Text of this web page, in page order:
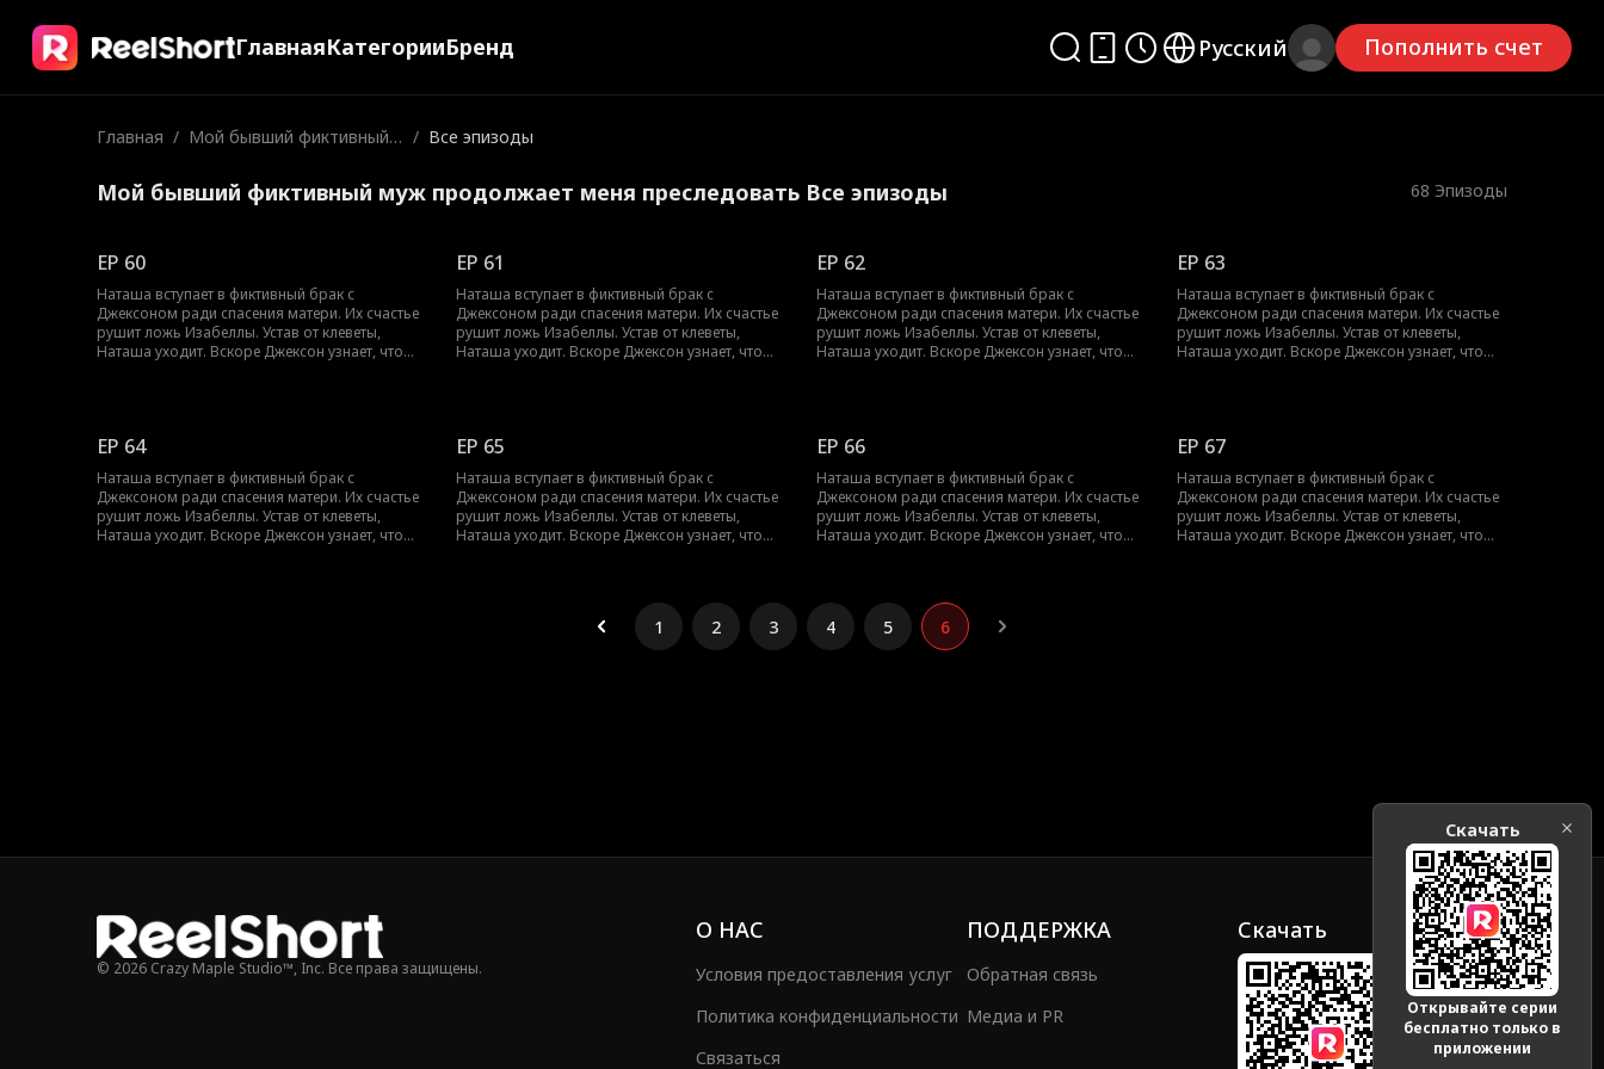
ГлавнаяКатегорииБренд Русский Пополнить счет
Главная / Мой бывший фиктивный
еследовать
/ Все эпизоды
Мой бывший фиктивный муж продолжает меня преследовать Все эпизоды 68 Эпизоды
EP 60
Наташа вступает в фиктивный брак с
Джексоном ради спасения матери. Их счастье
рушит ложь Изабеллы. Устав от клеветы,
Наташа уходит. Вскоре Джексон узнает, что
EP 61
Наташа вступает в фиктивный брак с
Джексоном ради спасения матери. Их счастье
рушит ложь Изабеллы. Устав от клеветы,
Наташа уходит. Вскоре Джексон узнает, что
EP 62
Наташа вступает в фиктивный брак с
Джексоном ради спасения матери. Их счастье
рушит ложь Изабеллы. Устав от клеветы,
Наташа уходит. Вскоре Джексон узнает, что
EP 63
Наташа вступает в фиктивный брак с
Джексоном ради спасения матери. Их счастье
рушит ложь Изабеллы. Устав от клеветы,
Наташа уходит. Вскоре Джексон узнает, что
EP 64
Наташа вступает в фиктивный брак с
Джексоном ради спасения матери. Их счастье
рушит ложь Изабеллы. Устав от клеветы,
Наташа уходит. Вскоре Джексон узнает, что
EP 65
Наташа вступает в фиктивный брак с
Джексоном ради спасения матери. Их счастье
рушит ложь Изабеллы. Устав от клеветы,
Наташа уходит. Вскоре Джексон узнает, что
EP 66
Наташа вступает в фиктивный брак с
Джексоном ради спасения матери. Их счастье
рушит ложь Изабеллы. Устав от клеветы,
Наташа уходит. Вскоре Джексон узнает, что
EP 67
Наташа вступает в фиктивный брак с
Джексоном ради спасения матери. Их счастье
рушит ложь Изабеллы. Устав от клеветы,
Наташа уходит. Вскоре Джексон узнает, что
1 2 3 4 5 6
© 2026 Crazy Maple Studio™, Inc. Все права защищены.
О НАС
Условия предоставления услуг
Политика конфиденциальности
Связаться
ПОДДЕРЖКА
Обратная связь
Медиа и PR
Скачать
Скачать
Открывайте серии
бесплатно только в
приложении